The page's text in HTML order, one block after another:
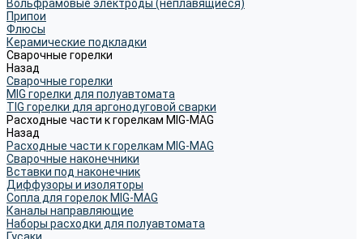
Вольфрамовые электроды (неплавящиеся)
Припои
Флюсы
Керамические подкладки
Сварочные горелки
Назад
Сварочные горелки
MIG горелки для полуавтомата
TIG горелки для аргонодуговой сварки
Расходные части к горелкам MIG-MAG
Назад
Расходные части к горелкам MIG-MAG
Сварочные наконечники
Вставки под наконечник
Диффузоры и изоляторы
Сопла для горелок MIG-MAG
Каналы направляющие
Наборы расходки для полуавтомата